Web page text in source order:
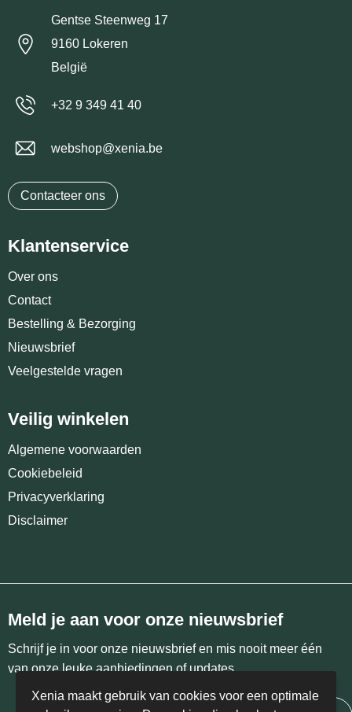
Gentse Steenweg 17
9160 Lokeren
België
+32 9 349 41 40
webshop@xenia.be
Contacteer ons
Klantenservice
Over ons
Contact
Bestelling & Bezorging
Nieuwsbrief
Veelgestelde vragen
Veilig winkelen
Algemene voorwaarden
Cookiebeleid
Privacyverklaring
Disclaimer
Meld je aan voor onze nieuwsbrief
Schrijf je in voor onze nieuwsbrief en mis nooit meer één
van onze leuke aanbiedingen of updates.
Xenia maakt gebruik van cookies voor een optimale